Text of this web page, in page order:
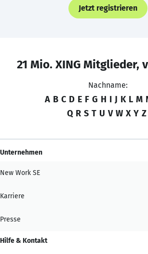
Jetzt registrieren
21 Mio. XING Mitglieder,
Nachname:
A B C D E F G H I J K L M
Q R S T U V W X Y Z
Unternehmen
New Work SE
Karriere
Presse
Hilfe & Kontakt